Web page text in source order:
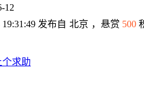
12
发布自 北京 ，悬赏 500
个求助